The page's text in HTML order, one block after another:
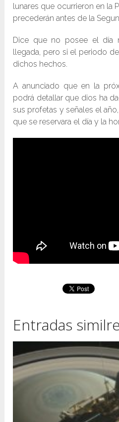
lunares que ocurrieron en la
precederán antes de la
Dice que no posee el día
llegada, pero si el periodo
dichos hechos.
A anunciado que en la
podrá detallar que dios ha
sus profetas y señales el
que se reservara el día y la
Entradas